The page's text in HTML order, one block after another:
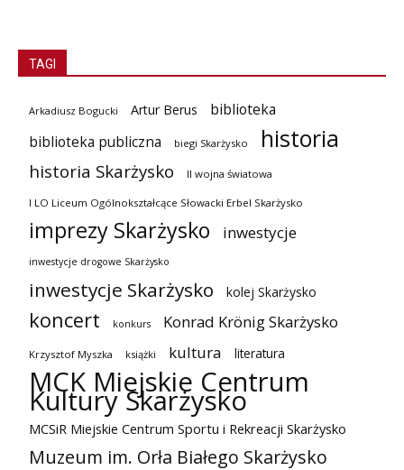
TAGI
Arkadiusz Bogucki Artur Berus
biblioteka
biblioteka publiczna
biegi Skarżysko historia
historia Skarżysko II wojna światowa
I LO Liceum Ogólnokształcące Słowacki Erbel Skarżysko
imprezy Skarżysko inwestycje
inwestycje drogowe Skarżysko
inwestycje Skarżysko kolej Skarżysko
koncert konkurs Konrad Krönig Skarżysko
Krzysztof Myszka książki kultura literatura
MCK Miejskie Centrum
Kultury Skarżysko
MCSiR Miejskie Centrum Sportu i Rekreacji Skarżysko
Muzeum im. Orła Białego Skarżysko